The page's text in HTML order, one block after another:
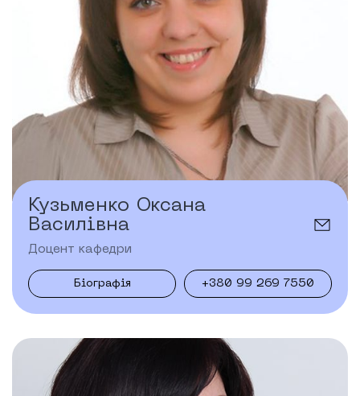
Кузьменко Оксана
Василівна
Доцент кафедри
Біографія +380 99 269 7550